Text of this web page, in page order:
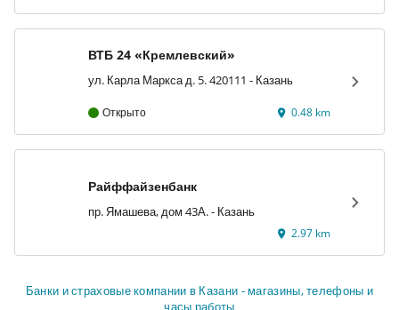
ВТБ 24 «Кремлевский»
ул. Карла Маркса д. 5. 420111 - Казань
Открыто 0.48 km
Райффайзенбанк
пр. Ямашева, дом 43А. - Казань
2.97 km
Банки и страховые компании в Казани - магазины, телефоны и
часы работы